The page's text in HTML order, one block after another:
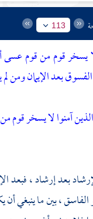
113
لا يسخر قوم من قوم
بعد الإيمان ومن
الذين آمنوا لا يسخر
بعد إرشاد ، فبعد
، بين ما ينبغي